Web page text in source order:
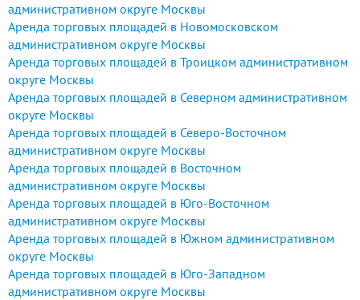
административном округе Москвы
Аренда торговых площадей в Новомосковском
административном округе Москвы
Аренда торговых площадей в Троицком административном
округе Москвы
Аренда торговых площадей в Северном административном
округе Москвы
Аренда торговых площадей в Северо-Восточном
административном округе Москвы
Аренда торговых площадей в Восточном
административном округе Москвы
Аренда торговых площадей в Юго-Восточном
административном округе Москвы
Аренда торговых площадей в Южном административном
округе Москвы
Аренда торговых площадей в Юго-Западном
административном округе Москвы